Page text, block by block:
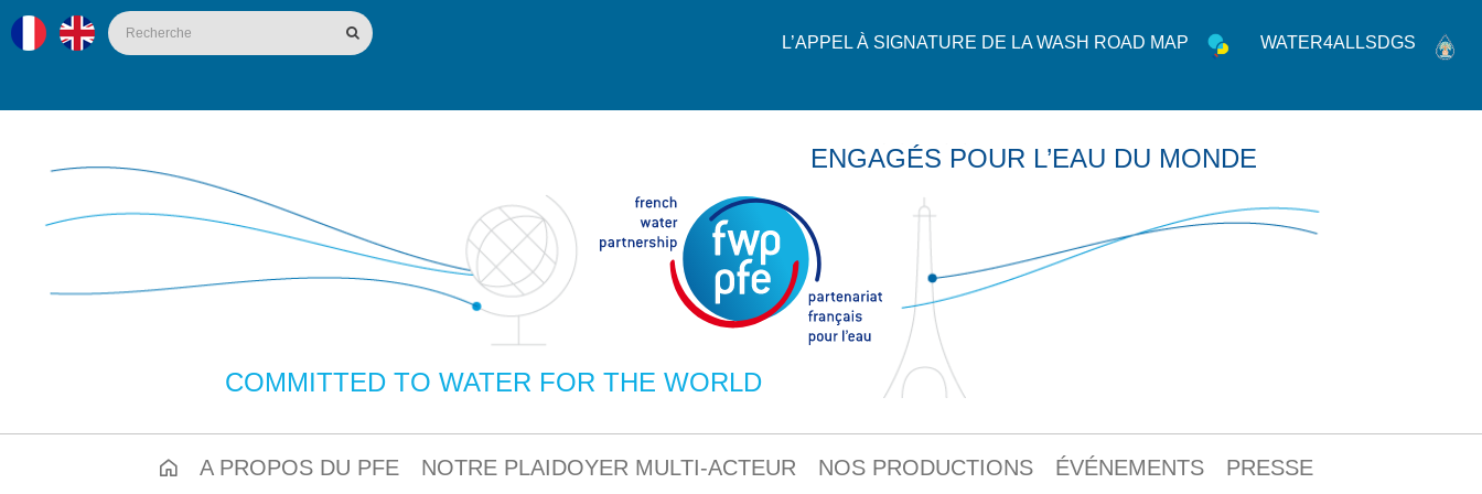
L’APPEL À SIGNATURE DE LA WASH ROAD MAP WATER4ALLSDGS
COMMITTED TO WATER FOR THE WORLD
ENGAGÉS POUR L’EAU DU MONDE
A PROPOS DU PFE NOTRE PLAIDOYER MULTI-ACTEUR NOS PRODUCTIONS ÉVÉNEMENTS PRESSE